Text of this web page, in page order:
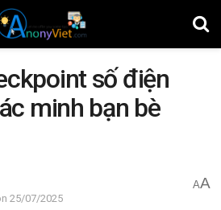
số điện
minh bạn bè
25/07/2025
AA